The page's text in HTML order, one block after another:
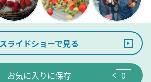
スライドショーで見る
お気に入りに保存 0